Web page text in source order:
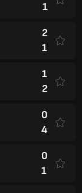
1
2
1
1
2
0
4
0
1